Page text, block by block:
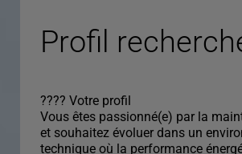
Profil
???? Votre profil
Vous êtes passionné(e) par la
et souhaitez évoluer dans un
technique où la performance